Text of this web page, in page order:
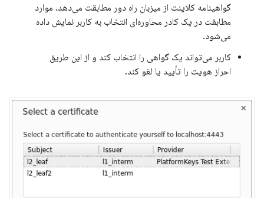
گواهینامه کلاینت از میزبان راه دور مطابقت می‌دهد. موارد
مطابقت در یک کادر محاوره‌ای انتخاب به کاربر نمایش داده
می‌شود.
کاربر می‌تواند یک گواهی را انتخاب کند و از این طریق
احراز هویت را تأیید یا لغو کند.